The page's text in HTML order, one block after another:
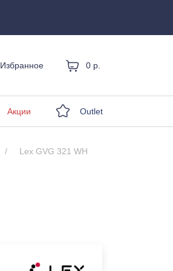
Избранное 0 р.
Акции Outlet
Lex GVG 321 WH